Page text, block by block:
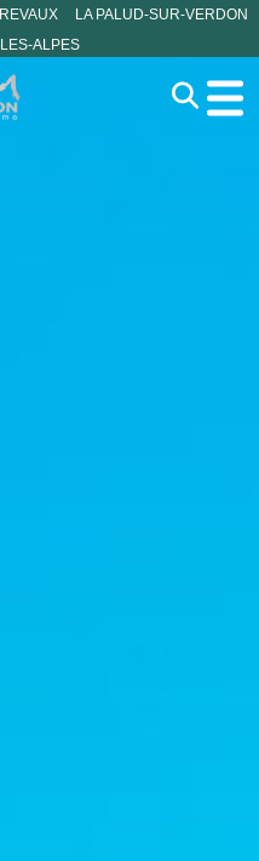
LA PALUD-SUR-VERDON
ALPES